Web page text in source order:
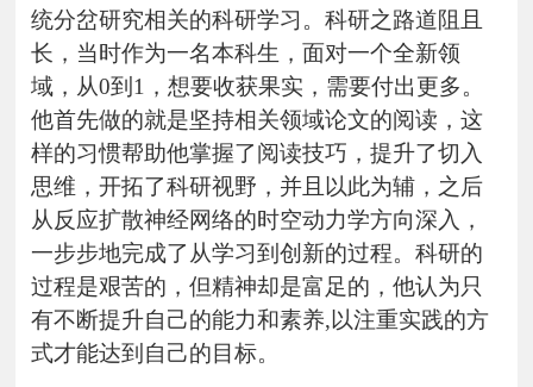
统分岔研究相关的科研学习。科研之路道阻且
长，当时作为一名本科生，面对一个全新领
域，从0到1，想要收获果实，需要付出更多。
他首先做的就是坚持相关领域论文的阅读，这
样的习惯帮助他掌握了阅读技巧，提升了切入
思维，开拓了科研视野，并且以此为辅，之后
从反应扩散神经网络的时空动力学方向深入，
一步步地完成了从学习到创新的过程。科研的
过程是艰苦的，但精神却是富足的，他认为只
有不断提升自己的能力和素养,以注重实践的方
式才能达到自己的目标。